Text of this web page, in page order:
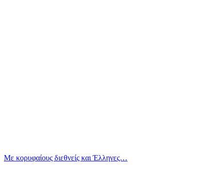
Με κορυφαίους διεθνείς και Έλληνες…